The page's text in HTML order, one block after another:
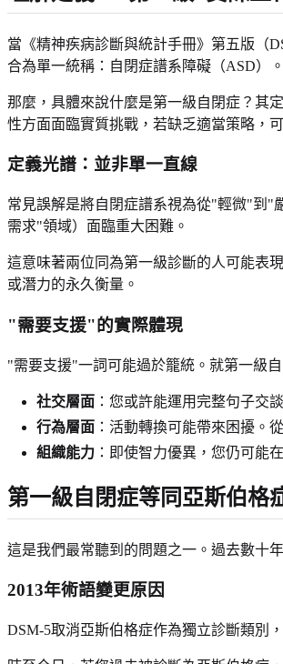
當《精神疾病診斷與統計手冊》第五版（
合為單一統稱：自閉症譜系障礙（ASD）
那麼，具體來說什麼是第一級自閉症？其
性方面面臨實質挑戰，若缺乏適當策略，
定義光譜：並非單一直線
常見誤解是將自閉症譜系視為從"輕微"到"
需求"領域）面臨重大困難。
這意味著兩位同為第一級診斷的人可能表
或潛力的永久衡量。
"需要支援"的實際體現
"需要支援"一詞可能過於籠統。就第一級
社交層面 ：您或許能運用完整句子交
行為層面 ：活動轉換可能帶來困擾。
組織能力 ：即使智力優異，您仍可能
第一級自閉症等同亞斯伯格
這是我們最常聽到的問題之一。過去數十
2013年術語變更原因
DSM-5取消亞斯伯格症作為獨立診斷類別